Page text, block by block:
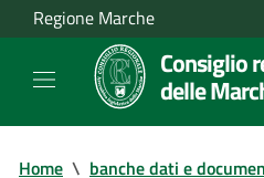
Regione Marche
Consiglio
delle
Home \ banche dati e